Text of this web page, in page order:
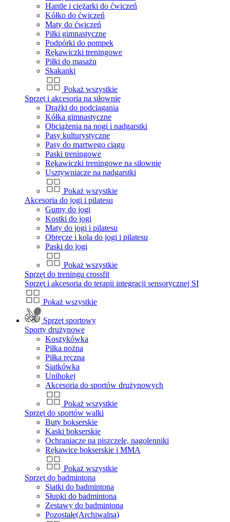
Hantle i ciężarki do ćwiczeń
Kółko do ćwiczeń
Maty do ćwiczeń
Piłki gimnastyczne
Podpórki do pompek
Rękawiczki treningowe
Piłki do masażu
Skakanki
Pokaż wszystkie
Sprzęt i akcesoria na siłownię
Drążki do podciągania
Kółka gimnastyczne
Obciążenia na nogi i nadgarstki
Pasy kulturystyczne
Pasy do martwego ciągu
Paski treningowe
Rękawiczki treningowe na siłownię
Usztywniacze na nadgarstki
Pokaż wszystkie
Akcesoria do jogi i pilatesu
Gumy do jogi
Kostki do jogi
Maty do jogi i pilatesu
Obręcze i kola do jogi i pilatesu
Paski do jogi
Pokaż wszystkie
Sprzęt do treningu crossfit
Sprzęt i akcesoria do terapii integracji sensorycznej SI
Pokaż wszystkie
Sprzęt sportowy
Sporty drużynowe
Koszykówka
Piłka nożna
Piłka ręczna
Siatkówka
Unihokej
Akcesoria do sportów drużynowych
Pokaż wszystkie
Sprzęt do sportów walki
Buty bokserskie
Kaski bokserskie
Ochraniacze na piszczele, nagolenniki
Rękawice bokserskie i MMA
Pokaż wszystkie
Sprzęt do badmintona
Siatki do badmintona
Słupki do badmintona
Zestawy do badmintona
Pozostałe(Archiwalna)